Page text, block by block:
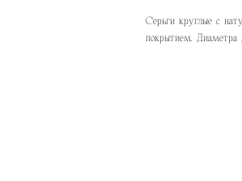
Серьги круглые с
покрытием. Диаметра